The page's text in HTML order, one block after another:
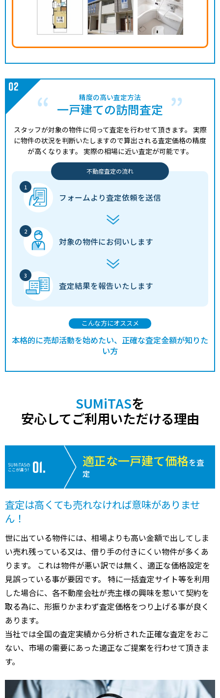
精度の高い査定方法
一戸建ての訪問査定
スタッフが対象の物件に伺って査定を行わせて頂きます。 実際
に物件の状況を判断いたしますので算出される査定価格の精度
が高くなります。 実際の相場に近い査定が可能です。
不動産査定の流れ
フォームより査定依頼を送信
対象の物件にお伺いします
査定結果を報告いたします
こんな方にオススメ
本格的に売却活動を始めたい、正確な査定金額が知りた
い方
SUMiTASを
安心してご利用いただける理由
SUMiTASの
ここが違う!
適正な一戸建て価格を査
定
査定は高くても売れなければ意味がありませ
ん！
世に出ている物件には、相場よりも高い金額で出してしま
い売れ残っている又は、借り手の付きにくい物件が多くあ
ります。 これは物件が悪い訳では無く、適正な価格設定を
見誤っている事が要因です。 特に一括査定サイト等を利用
した場合に、各不動産会社が売主様の興味を惹いて契約を
取る為に、形振りかまわず査定価格をつり上げる事が良く
あります。
当社では全国の査定実績から分析された正確な査定をおこ
ない、市場の需要にあった適正なご提案を行わせて頂きま
す。